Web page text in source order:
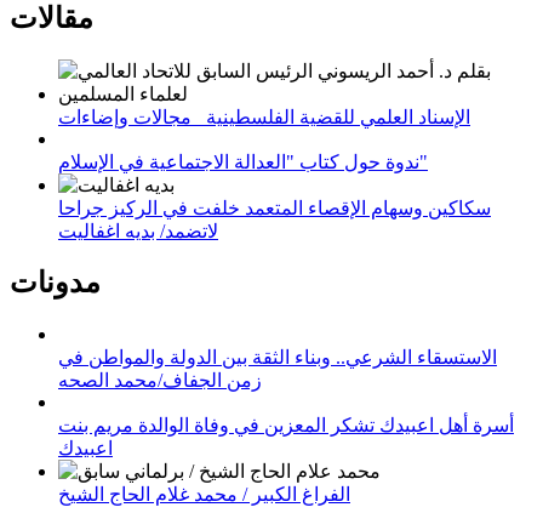
مقالات
الإسناد العلمي للقضية الفلسطينية_ مجالات وإضاءات
ندوة حول كتاب "العدالة الاجتماعية في الإسلام"
سكاكين وسهام الإقصاء المتعمد خلفت في الركيز جراحا
لاتضمد/ بديه اغفاليت
مدونات
الاستسقاء الشرعي.. وبناء الثقة بين الدولة والمواطن في
زمن الجفاف/محمد الصحه
أسرة أهل اعبيدك تشكر المعزين في وفاة الوالدة مريم بنت
اعبيدك
الفراغ الكبير / محمد غلام الحاج الشيخ